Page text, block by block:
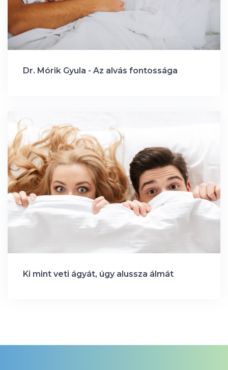
Dr. Mórik Gyula - Az alvás fontossága
Ki mint veti ágyát, úgy alussza álmát